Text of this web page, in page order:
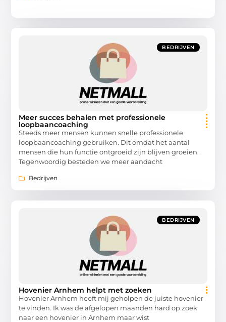
BEDRIJVEN
Meer succes behalen met professionele
loopbaancoaching
Steeds meer mensen kunnen snelle professionele
loopbaancoaching gebruiken. Dit omdat het aantal
mensen die hun functie ontgroeid zijn blijven groeien.
Tegenwoordig besteden we meer aandacht
Bedrijven
BEDRIJVEN
Hovenier Arnhem helpt met zoeken
Hovenier Arnhem heeft mij geholpen de juiste hovenier
te vinden. Ik was de afgelopen maanden hard op zoek
naar een hovenier in Arnhem maar wist